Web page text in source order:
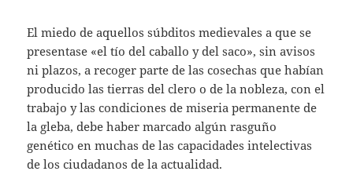
El miedo de aquellos súbditos medievales a que se
presentase «el tío del caballo y del saco», sin avisos
ni plazos, a recoger parte de las cosechas que habían
producido las tierras del clero o de la nobleza, con el
trabajo y las condiciones de miseria permanente de
la gleba, debe haber marcado algún rasguño
genético en muchas de las capacidades intelectivas
de los ciudadanos de la actualidad.